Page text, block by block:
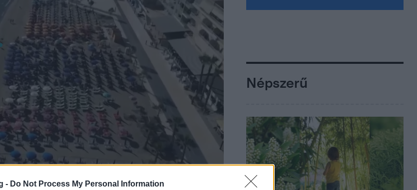
- Do Not Process My Personal Information
Népszerű